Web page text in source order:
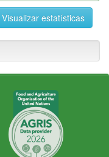
Visualizar estatísticas